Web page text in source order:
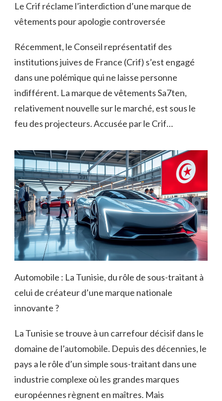
Le Crif réclame l’interdiction d’une marque de
vêtements pour apologie controversée
Récemment, le Conseil représentatif des
institutions juives de France (Crif) s’est engagé
dans une polémique qui ne laisse personne
indifférent. La marque de vêtements Sa7ten,
relativement nouvelle sur le marché, est sous le
feu des projecteurs. Accusée par le Crif…
Automobile : La Tunisie, du rôle de sous-traitant à
celui de créateur d’une marque nationale
innovante ?
La Tunisie se trouve à un carrefour décisif dans le
domaine de l’automobile. Depuis des décennies, le
pays a le rôle d’un simple sous-traitant dans une
industrie complexe où les grandes marques
européennes règnent en maîtres. Mais